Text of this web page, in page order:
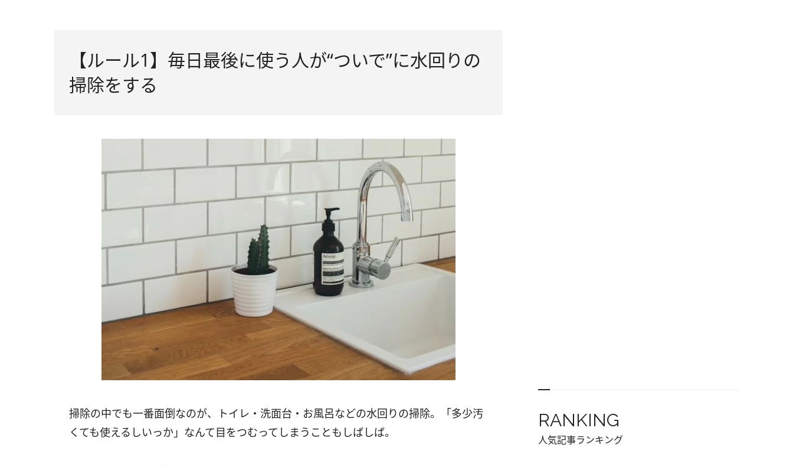
【ルール1】毎日最後に使う人が“ついで”に水回りの
掃除をする
掃除の中でも一番面倒なのが、トイレ・洗面台・お風呂などの水回りの掃除。「多少汚
くても使えるしいっか」なんて目をつむってしまうこともしばしば。
RANKING
人気記事ランキング